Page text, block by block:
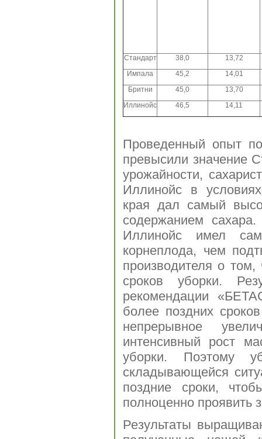
Стандарт 38,0
13,72
Импала
45,2
14,01
Бритни
45,0
13,70
Иллинойс
46,5 14,11
Проведенный опыт
превысили значение
урожайности,
Иллинойс в
края дал самый
содержанием
Иллинойс имел
корнеплода, чем
производителя о том,
сроков уборки.
рекомендации
более поздних
непрерывное
интенсивный рост
уборки. Поэтому
складывающейся
поздние сроки,
полноценно проявить
Результаты